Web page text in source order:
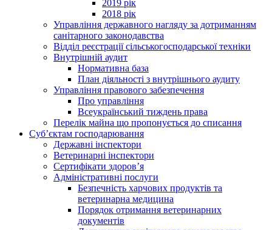
2019 рік
2018 рік
Управління державного нагляду за дотриманням
санітарного законодавства
Відділ реєстрації сільськогосподарської техніки
Внутрішній аудит
Нормативна база
План діяльності з внутрішнього аудиту
Управління правового забезпечення
Про управління
Всеукраїнський тиждень права
Перелік майна що пропонується до списання
Суб’єктам господарювання
Державні інспектори
Ветеринарні інспектори
Сертифікати здоров’я
Адміністративні послуги
Безпечність харчових продуктів та
ветеринарна медицина
Порядок отримання ветеринарних
документів